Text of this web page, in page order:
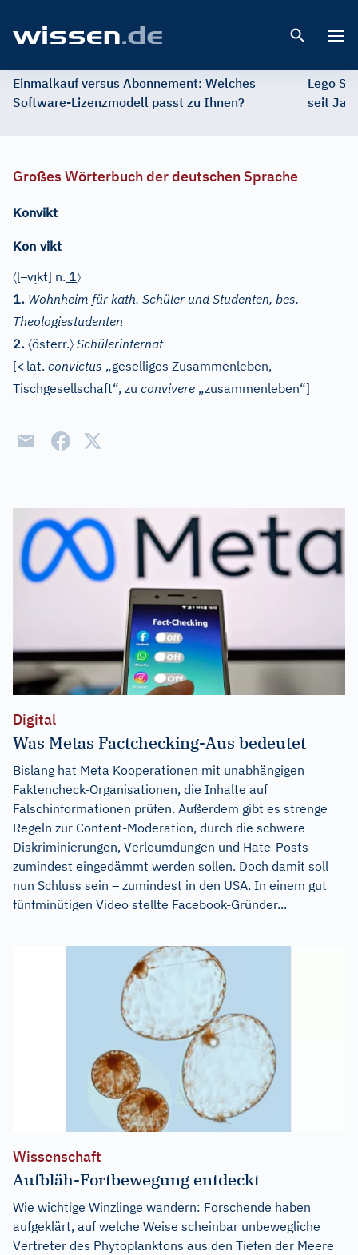
Einmalkauf versus Abonnement: Welches
Software-Lizenzmodell passt zu Ihnen?
Lego
seit
Großes Wörterbuch der deutschen Sprache
Konvikt
Kon|vikt
〈[–vı̣kt] n. 1〉
1. Wohnheim für kath. Schüler und Studenten, bes.
Theologiestudenten
2. 〈österr.〉 Schülerinternat
[< lat. convictus „geselliges Zusammenleben,
Tischgesellschaft“, zu convivere „zusammenleben“]
Digital
Was Metas Factchecking-Aus bedeutet
Bislang hat Meta Kooperationen mit unabhängigen
Faktencheck-Organisationen, die Inhalte auf
Falschinformationen prüfen. Außerdem gibt es strenge
Regeln zur Content-Moderation, durch die schwere
Diskriminierungen, Verleumdungen und Hate-Posts
zumindest eingedämmt werden sollen. Doch damit soll
nun Schluss sein – zumindest in den USA. In einem gut
fünfminütigen Video stellte Facebook-Gründer...
Wissenschaft
Aufbläh-Fortbewegung entdeckt
Wie wichtige Winzlinge wandern: Forschende haben
aufgeklärt, auf welche Weise scheinbar unbewegliche
Vertreter des Phytoplanktons aus den Tiefen der Meere